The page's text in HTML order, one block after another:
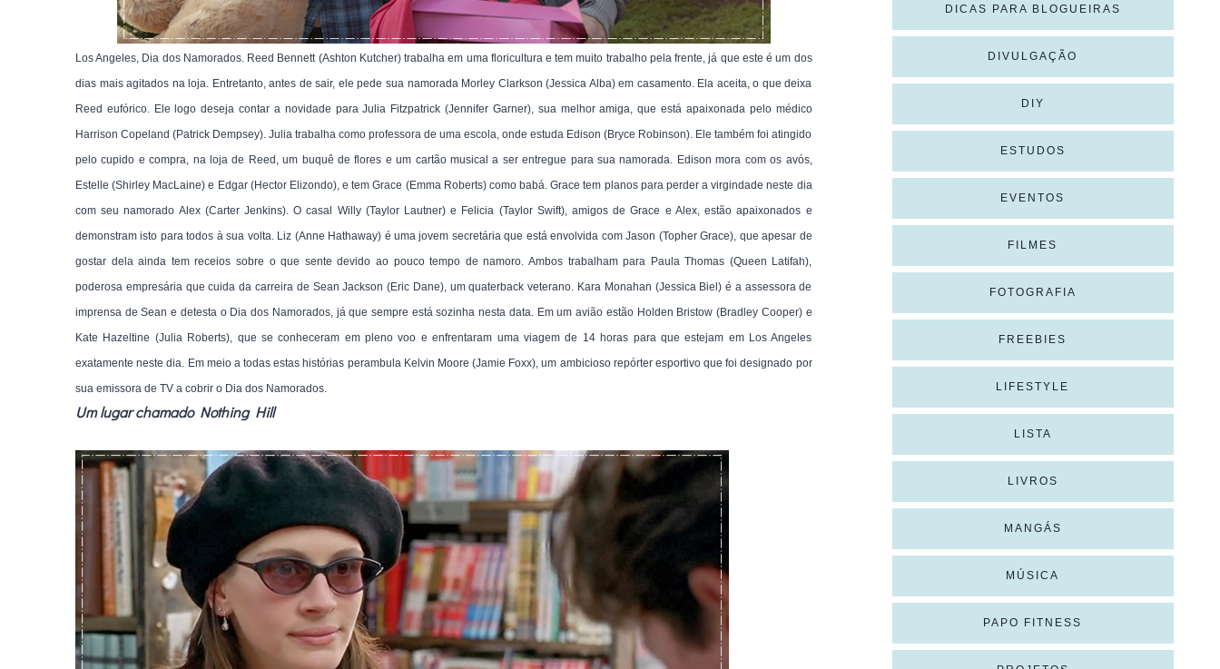
Los Angeles, Dia dos Namorados. Reed Bennett (Ashton Kutcher) trabalha em uma floricultura e tem muito trabalho pela frente, já que este é um dos
dias mais agitados na loja. Entretanto, antes de sair, ele pede sua namorada Morley Clarkson (Jessica Alba) em casamento. Ela aceita, o que deixa
Reed eufórico. Ele logo deseja contar a novidade para Julia Fitzpatrick (Jennifer Garner), sua melhor amiga, que está apaixonada pelo médico
Harrison Copeland (Patrick Dempsey). Julia trabalha como professora de uma escola, onde estuda Edison (Bryce Robinson). Ele também foi atingido
pelo cupido e compra, na loja de Reed, um buquê de flores e um cartão musical a ser entregue para sua namorada. Edison mora com os avós,
Estelle (Shirley MacLaine) e Edgar (Hector Elizondo), e tem Grace (Emma Roberts) como babá. Grace tem planos para perder a virgindade neste dia
com seu namorado Alex (Carter Jenkins). O casal Willy (Taylor Lautner) e Felicia (Taylor Swift), amigos de Grace e Alex, estão apaixonados e
demonstram isto para todos à sua volta. Liz (Anne Hathaway) é uma jovem secretária que está envolvida com Jason (Topher Grace), que apesar de
gostar dela ainda tem receios sobre o que sente devido ao pouco tempo de namoro. Ambos trabalham para Paula Thomas (Queen Latifah),
poderosa empresária que cuida da carreira de Sean Jackson (Eric Dane), um quaterback veterano. Kara Monahan (Jessica Biel) é a assessora de
imprensa de Sean e detesta o Dia dos Namorados, já que sempre está sozinha nesta data. Em um avião estão Holden Bristow (Bradley Cooper) e
Kate Hazeltine (Julia Roberts), que se conheceram em pleno voo e enfrentaram uma viagem de 14 horas para que estejam em Los Angeles
exatamente neste dia. Em meio a todas estas histórias perambula Kelvin Moore (Jamie Foxx), um ambicioso repórter esportivo que foi designado por
sua emissora de TV a cobrir o Dia dos Namorados.
Um lugar chamado Nothing Hill
DICAS PARA BLOGUEIRAS
DIVULGAÇÃO
DIY
ESTUDOS
EVENTOS
FILMES
FOTOGRAFIA
FREEBIES
LIFESTYLE
LISTA
LIVROS
MANGÁS
MÚSICA
PAPO FITNESS